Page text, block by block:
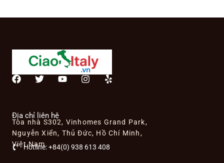
F
b
o
o
k
T
t
e
r
Y
b
e
I
g
r
m
Y
Địa chỉ liên hệ
Tòa nhà S302, Vinhomes Grand Park,
Nguyễn Xiển, Thủ Đức, Hồ Chí Minh,
Việt Nam
Hotline: +84(0) 938 613 408